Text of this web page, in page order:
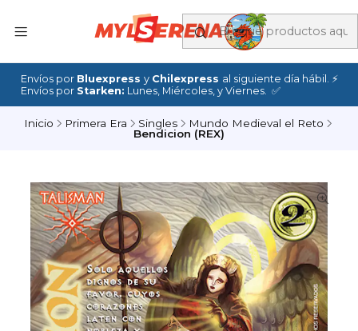
Envíos por Bluexpress y Chilexpress al siguiente día hábil. ⚡
Envíos por Starken: Lunes, Miércoles, y Viernes. ✅
Inicio Primera Era Singles
Mundo Medieval el Reto
Bendicion (REX)